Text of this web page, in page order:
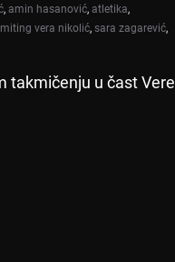
, amin hasanović, atletika,
vera nikolić, sara zagarević,
takmičenju u čast Vere